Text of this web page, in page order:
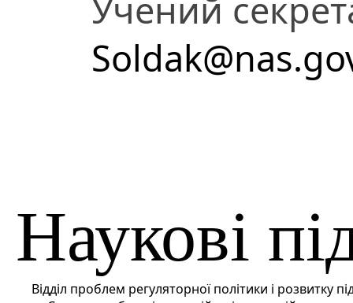
Учений
Наукові
Відділ проблем регуляторної політики і розвитку